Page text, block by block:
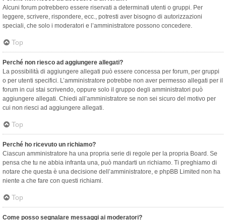
Alcuni forum potrebbero essere riservati a determinati utenti o gruppi. Per
leggere, scrivere, rispondere, ecc., potresti aver bisogno di autorizzazioni
speciali, che solo i moderatori e l’amministratore possono concedere.
Top
Perché non riesco ad aggiungere allegati?
La possibilità di aggiungere allegati può essere concessa per forum, per gruppi
o per utenti specifici. L’amministratore potrebbe non aver permesso allegati per il
forum in cui stai scrivendo, oppure solo il gruppo degli amministratori può
aggiungere allegati. Chiedi all’amministratore se non sei sicuro del motivo per
cui non riesci ad aggiungere allegati.
Top
Perché ho ricevuto un richiamo?
Ciascun amministratore ha una propria serie di regole per la propria Board. Se
pensa che tu ne abbia infranta una, può mandarti un richiamo. Ti preghiamo di
notare che questa è una decisione dell’amministratore, e phpBB Limited non ha
niente a che fare con questi richiami.
Top
Come posso segnalare messaggi ai moderatori?